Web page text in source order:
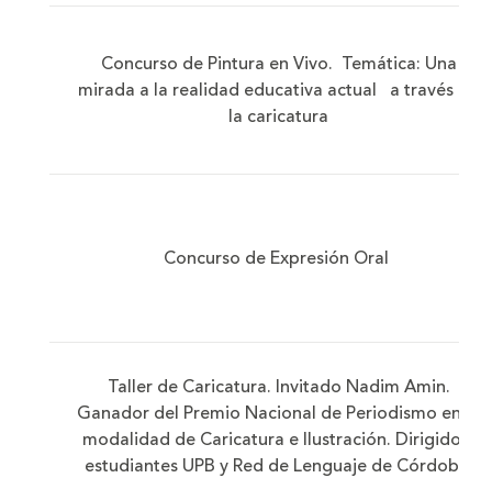
Concurso de Pintura en Vivo. Temática: Una
mirada a la realidad educativa actual a través de
la caricatura
Concurso de Expresión Oral
Taller de Caricatura. Invitado Nadim Amin.
Ganador del Premio Nacional de Periodismo en la
modalidad de Caricatura e Ilustración. Dirigido a
estudiantes UPB y Red de Lenguaje de Córdoba